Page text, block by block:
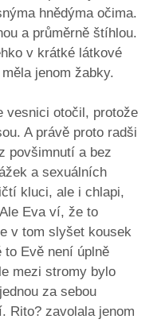
hnědýma očima.
a průměrně štíhlou.
v krátké látkové
jenom žabky.
vesnici otočil, protože
A právě proto radši
povšimnutí a bez
a sexuálních
kluci, ale i chlapi,
Eva ví, že to
v tom slyšet kousek
to Evě není úplně
mezi stromy bylo
za sebou
Rito? zavolala jenom